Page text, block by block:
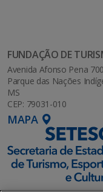
FUNDAÇÃO DE
Avenida Afonso Pena
Parque das Nações
MS
CEP: 79031-010
MAPA